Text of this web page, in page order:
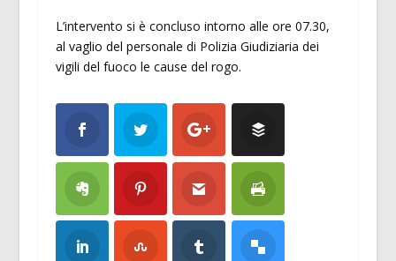
L’intervento si è concluso intorno alle ore 07.30,
al vaglio del personale di Polizia Giudiziaria dei
vigili del fuoco le cause del rogo.